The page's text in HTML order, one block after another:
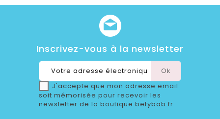
Inscrivez-vous à la newsletter
J'accepte que mon adresse email
soit mémorisée pour recevoir les
newsletter de la boutique betybab.fr